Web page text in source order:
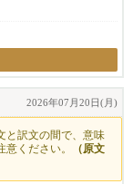
2026年07月20日(月)
と訳文の間で、意味
ください。
（原文